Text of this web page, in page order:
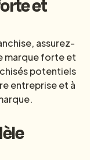
assurez-
marque forte et
potentiels
entreprise et à